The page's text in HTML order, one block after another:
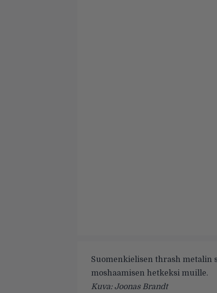
Suomenkielisen thrash metalin
moshaamisen hetkeksi muille.
Kuva: Joonas Brandt